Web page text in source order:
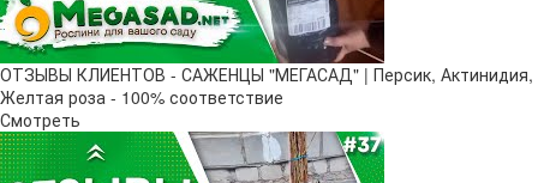
ОТЗЫВЫ КЛИЕНТОВ - САЖЕНЦЫ "МЕГАСАД" | Персик, Актинидия,
Желтая роза - 100% соответствие
Смотреть